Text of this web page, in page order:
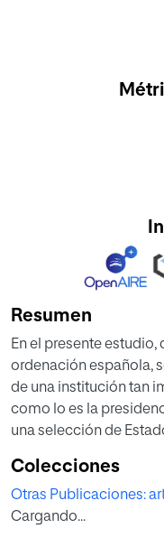
Resumen
En el presente
ordenación española,
de una institución tan
como lo es la
una selección de
las regiones, como lo
Derechos Humanos, el
Europea y el Tribunal
Colecciones
Otras Publicaciones:
Cargando...